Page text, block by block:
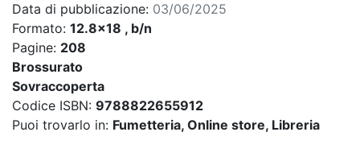
Data di pubblicazione: 03/06/2025
Formato: 12.8x18 , b/n
Pagine: 208
Brossurato
Sovraccoperta
Codice ISBN: 9788822655912
Puoi trovarlo in: Fumetteria, Online store, Libreria